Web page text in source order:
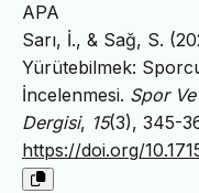
APA
Sarı, İ., & Sağ, S.
Yürütebilmek:
İncelenmesi. Spor
Dergisi, 15(3), 345-
https://doi.org/